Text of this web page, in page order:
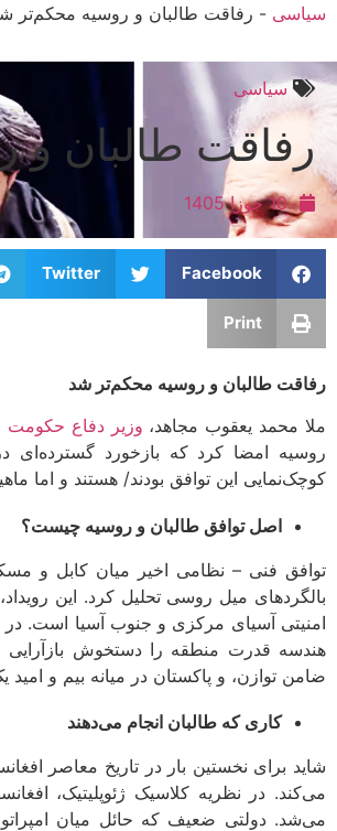
سیاسی - رفاقت طالبان و روسیه محکم‌تر
سیاسی
رفاقت طالبان
10 جوزا 1405
Facebook
Twitter
Print
رفاقت طالبان و روسیه محکم‌تر شد
ملا محمد یعقوب مجاهد، وزیر دفاع حکومت
روسیه امضا کرد که بازخورد
کوچک‌نمایی این توافق بودند/ هستند و اما
اصل توافق طالبان و روسیه چیست؟
توافق فنی – نظامی اخیر میان کابل و
بالگردهای میل روسی تحلیل کرد. این
امنیتی آسیای مرکزی و جنوب آسیا است.
هندسه قدرت منطقه را دستخوش بازآرایی
ضامن توازن، و پاکستان در میانه بیم و امید
کاری که طالبان انجام می‌دهند
شاید برای نخستین بار در تاریخ معاصر
می‌کند. در نظریه کلاسیک ژئوپلیتیک،
می‌شد. دولتی ضعیف که حائل میان